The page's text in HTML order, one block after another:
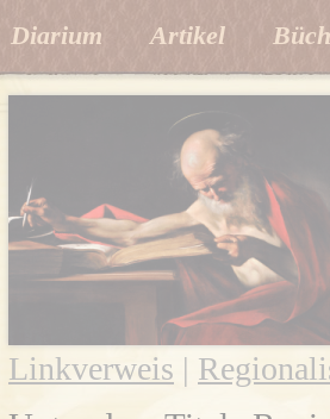
Diarium Artikel
Linkverweis |